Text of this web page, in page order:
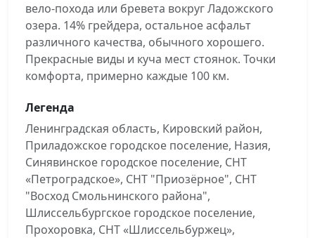
вело-похода или бревета вокруг Ладожского
озера. 14% грейдера, остальное асфальт
различного качества, обычного хорошего.
Прекрасные виды и куча мест стоянок. Точки
комфорта, примерно каждые 100 км.
Легенда
Ленинградская область, Кировский район,
Приладожское городское поселение, Назия,
Синявинское городское поселение, СНТ
«Петроградское», СНТ "Приозёрное", СНТ
"Восход Смольнинского района",
Шлиссельбургское городское поселение,
Прохоровка, СНТ «Шлиссельбуржец»,